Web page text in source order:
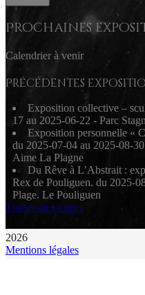
Prochaines
Calendrier à venir
Précédentes
Exposition collective –
17 au 2025-06-22 - Parc
Exposition personnelle «
du 2025-07-04 au 2025-08-
Aime La Plagne
Du Rêve à L’Abstrait :
Rex de Pouliguen. du 2025-
Plage. Le Pouliguen
Toutes mes expos
2026
Mentions légales